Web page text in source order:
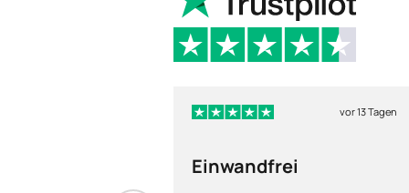
vor 13 Tagen
Einwandfrei